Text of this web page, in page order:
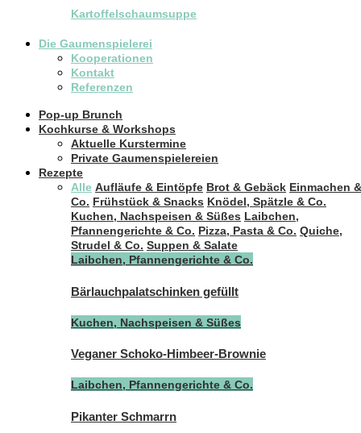
Kartoffelschaumsuppe
Die Gaumenspielerei
Kooperationen
Kontakt
Referenzen
Pop-up Brunch
Kochkurse & Workshops
Aktuelle Kurstermine
Private Gaumenspielereien
Rezepte
Alle Aufläufe & Eintöpfe Brot & Gebäck Einmachen &
Co. Frühstück & Snacks Knödel, Spätzle & Co.
Kuchen, Nachspeisen & Süßes Laibchen,
Pfannengerichte & Co. Pizza, Pasta & Co. Quiche,
Strudel & Co. Suppen & Salate
Laibchen, Pfannengerichte & Co.
Bärlauchpalatschinken gefüllt
Kuchen, Nachspeisen & Süßes
Veganer Schoko-Himbeer-Brownie
Laibchen, Pfannengerichte & Co.
Pikanter Schmarrn